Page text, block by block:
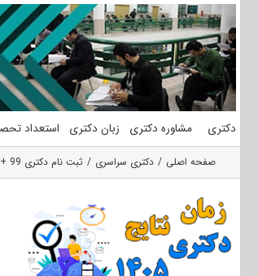
محتوا
دکتری مشاوره دکتری زبان دکتری استعداد
صفحه اصلی دکتری سراسری ثبت نام دکتری 99 + ویدئو